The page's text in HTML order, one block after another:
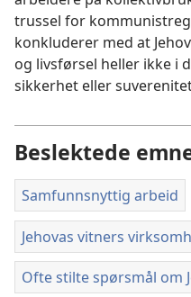
trussel for
konkluderer med at
og livsførsel heller ikke i
sikkerhet eller
Beslektede
Samfunnsnyttig arbeid
Jehovas vitners
Ofte stilte spørsmål om